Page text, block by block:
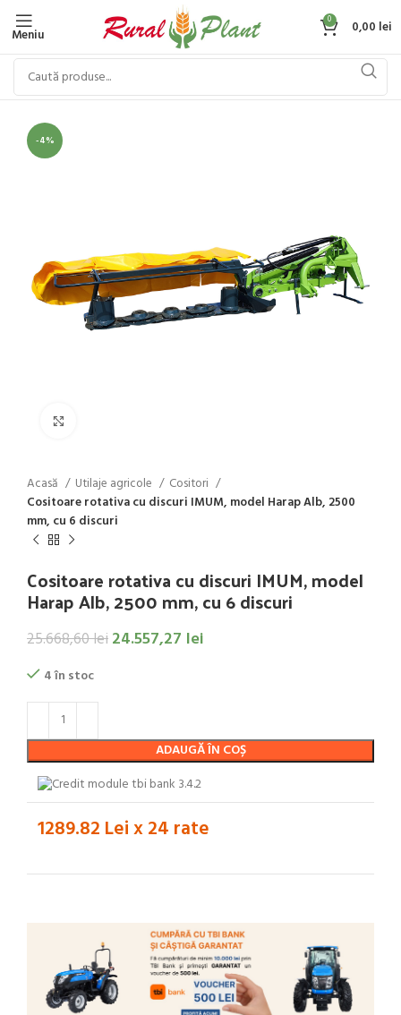
Meniu
0 0,00 lei
-4%
Acasă Utilaje agricole
Cositori
Cositoare rotativa cu discuri IMUM, model Harap Alb, 2500
mm, cu 6 discuri
Cositoare rotativa cu discuri IMUM, model
Harap Alb, 2500 mm, cu 6 discuri
25.668,60lei24.557,27 lei
4 în stoc
ADAUGĂ ÎN COȘ
1289.82 Lei x 24 rate